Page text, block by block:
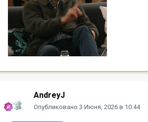
AndreyJ
Опубликовано 3 Июня, 2026 в 10:44